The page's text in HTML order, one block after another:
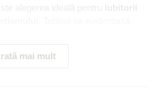
alegerea ideală pentru
iubitorii
mai mult